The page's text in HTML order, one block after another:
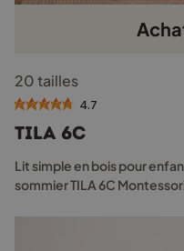
produit
a
variations.
Les
options
être
20 tailles
4.7
TILA 6C
Lit simple en bois pour
sommier TILA 6C